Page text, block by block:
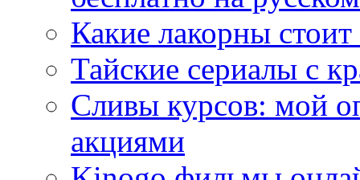
Какие лакорны
Тайские сериалы с
Сливы курсов: мой
акциями